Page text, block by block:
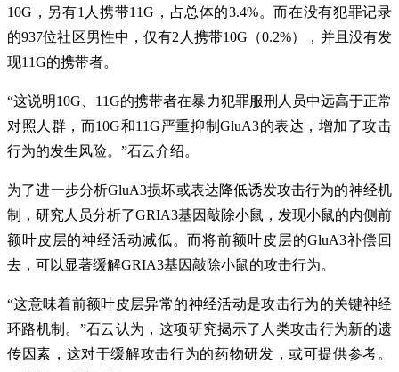
10G，另有1人携带11G，占总体的3.4%。而在没有犯罪记录
的937位社区男性中，仅有2人携带10G（0.2%），并且没有发
现11G的携带者。
“这说明10G、11G的携带者在暴力犯罪服刑人员中远高于正常
对照人群，而10G和11G严重抑制GluA3的表达，增加了攻击
行为的发生风险。”石云介绍。
为了进一步分析GluA3损坏或表达降低诱发攻击行为的神经机
制，研究人员分析了GRIA3基因敲除小鼠，发现小鼠的内侧前
额叶皮层的神经活动减低。而将前额叶皮层的GluA3补偿回
去，可以显著缓解GRIA3基因敲除小鼠的攻击行为。
“这意味着前额叶皮层异常的神经活动是攻击行为的关键神经
环路机制。”石云认为，这项研究揭示了人类攻击行为新的遗
传因素，这对于缓解攻击行为的药物研发，或可提供参考。